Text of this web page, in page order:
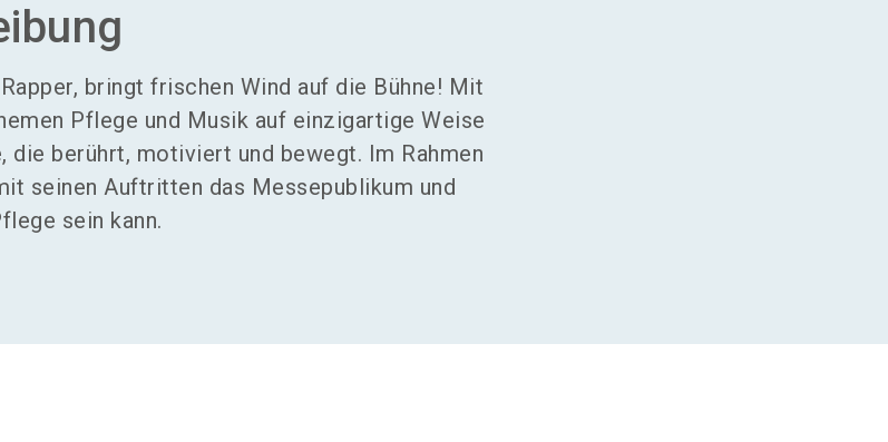
bringt frischen Wind auf die Bühne! Mit
Pflege und Musik auf einzigartige Weise
die berührt, motiviert und bewegt. Im Rahmen
seinen Auftritten das Messepublikum und
sein kann.